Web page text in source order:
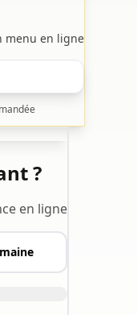
menu en ligne
?
en ligne